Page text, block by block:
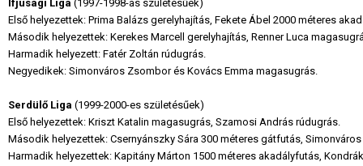
Ifjúsági Liga (1997-1998-as születésűek)
Első helyezettek: Prima Balázs gerelyhajítás, Fekete Ábel 2000 méteres
Második helyezettek: Kerekes Marcell gerelyhajítás, Renner Luca
Harmadik helyezett: Fatér Zoltán rúdugrás.
Negyedikek: Simonváros Zsombor és Kovács Emma magasugrás.
Serdülő Liga (1999-2000-es születésűek)
Első helyezettek: Kriszt Katalin magasugrás, Szamosi András rúdugrás.
Második helyezettek: Csernyánszky Sára 300 méteres gátfutás,
Harmadik helyezettek: Kapitány Márton 1500 méteres akadályfutás,